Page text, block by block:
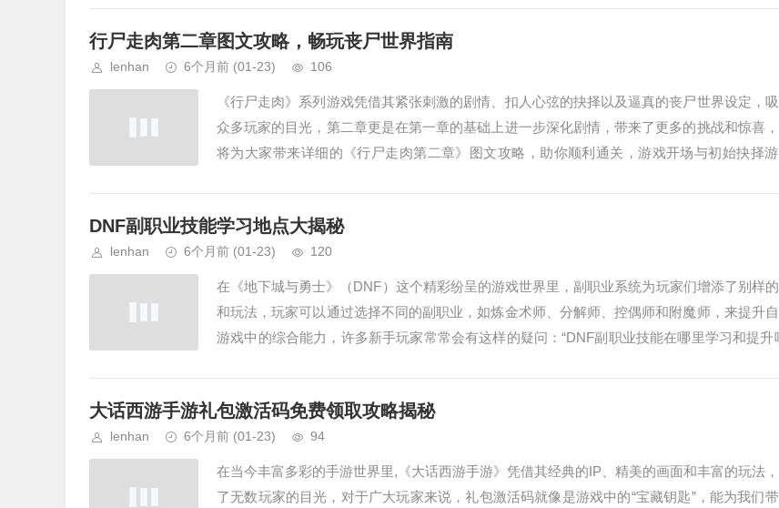
行尸走肉第二章图文攻略，畅玩丧尸世界指南
lenhan 6个月前 (01-23) 106
《行尸走肉》系列游戏凭借其紧张刺激的剧情、扣人心弦的抉择以及逼真的丧尸世界设定，
众多玩家的目光，第二章更是在第一章的基础上进一步深化剧情，带来了更多的挑战和惊喜
将为大家带来详细的《行尸走肉第二章》图文攻略，助你顺利通关，游戏开场与初始抉择游
DNF副职业技能学习地点大揭秘
lenhan 6个月前 (01-23) 120
在《地下城与勇士》（DNF）这个精彩纷呈的游戏世界里，副职业系统为玩家们增添了别样
和玩法，玩家可以通过选择不同的副职业，如炼金术师、分解师、控偶师和附魔师，来提升
游戏中的综合能力，许多新手玩家常常会有这样的疑问：“DNF副职业技能在哪里学习和提升
大话西游手游礼包激活码免费领取攻略揭秘
lenhan 6个月前 (01-23) 94
在当今丰富多彩的手游世界里,《大话西游手游》凭借其经典的IP、精美的画面和丰富的玩法
了无数玩家的目光，对于广大玩家来说，礼包激活码就像是游戏中的“宝藏钥匙”，能为我们